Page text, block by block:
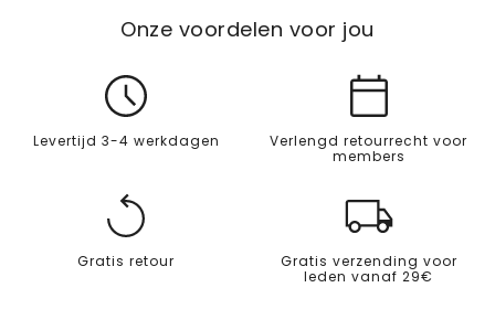
Onze voordelen voor jou
Levertijd 3-4 werkdagen
Verlengd retourrecht voor
members
Gratis retour
Gratis verzending voor
leden vanaf 29€